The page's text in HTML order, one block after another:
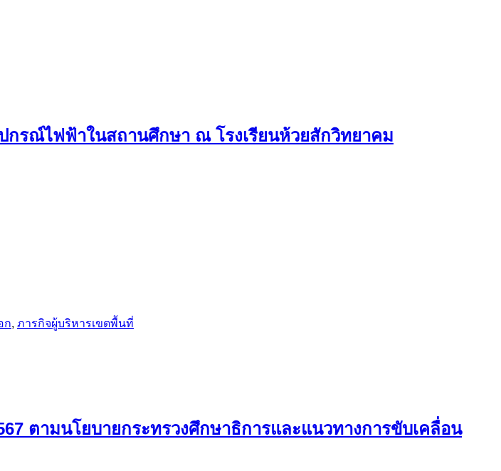
รณ์ไฟฟ้าในสถานศึกษา ณ โรงเรียนห้วยสักวิทยาคม
ก, ภารกิจผู้บริหารเขตพื้นที่
ตามนโยบายกระทรวงศึกษาธิการและแนวทางการขับเคลื่อน